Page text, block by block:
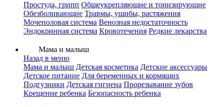
Простуда, грипп Общеукрепляющие и тонизирующие
Обезболивающие Травмы, ушибы, растяжения
Мочеполовая система Венозная недостаточность
Эндокринная система Кровотечения Редкие лекарства
Мама и малыш
Назад в меню
Мама и малыш Детская косметика Детские аксессуары
Детское питание Для беременных и кормящих
Подгузники Детская гигиена Прорезывание зубов
Крещение ребенка Безопасность ребенка